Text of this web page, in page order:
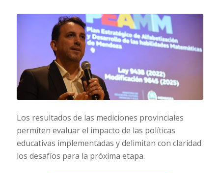
Los resultados de las mediciones provinciales
permiten evaluar el impacto de las políticas
educativas implementadas y delimitan con claridad
los desafíos para la próxima etapa.